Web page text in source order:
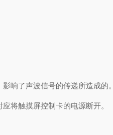
响了声波信号的传递所造成的。
将触摸屏控制卡的电源断开。